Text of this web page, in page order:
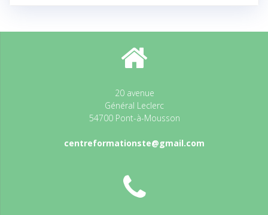
20 avenue
Général Leclerc
54700 Pont-à-Mousson
centreformationste@gmail.com